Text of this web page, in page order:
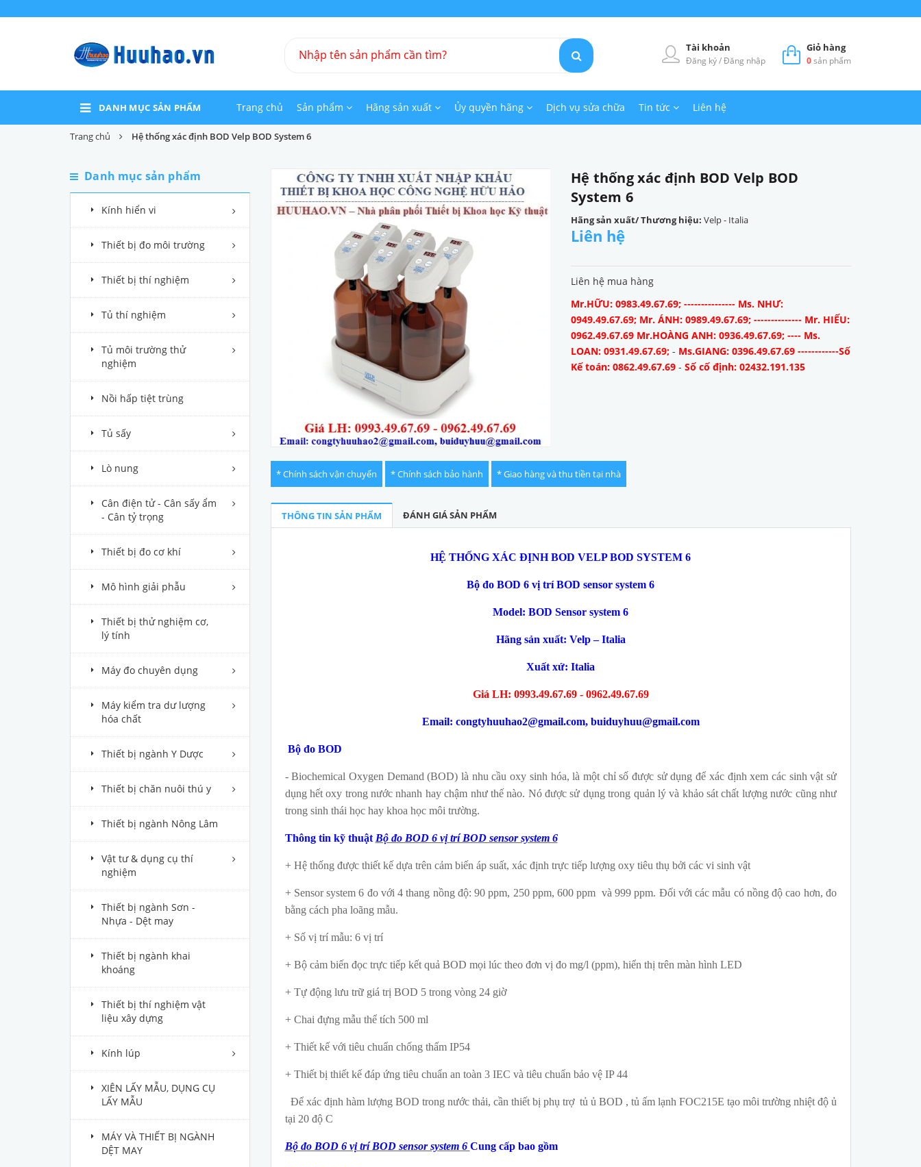
Giỏ hàng
0sản phẩm
Tài khoản
Đăng ký/Đăng nhập
DANH MỤC SẢN PHẨM Trang chủ Sản phẩm Hãng sản xuất Ủy quyền hãng Dịch vụ sửa chữa Tin tức Liên hệ
Trang chủ Hệ thống xác định BOD Velp BOD System 6
Danh mục sản phẩm
Kính hiển vi
Thiết bị đo môi trường
Thiết bị thí nghiệm
Tủ thí nghiệm
Tủ môi trường thử
nghiệm
Nồi hấp tiệt trùng
Tủ sấy
Lò nung
Cân điện tử - Cân sấy ẩm
- Cân tỷ trọng
Thiết bị đo cơ khí
Mô hình giải phẫu
Thiết bị thử nghiệm cơ,
lý tính
Máy đo chuyên dụng
Máy kiểm tra dư lượng
hóa chất
Thiết bị ngành Y Dược
Thiết bị chăn nuôi thú y
Thiết bị ngành Nông Lâm
Vật tư & dụng cụ thí
nghiệm
Thiết bị ngành Sơn -
Nhựa - Dệt may
Thiết bị ngành khai
khoáng
Thiết bị thí nghiệm vật
liệu xây dựng
Kính lúp
XIÊN LẤY MẪU, DỤNG CỤ
LẤY MẪU
MÁY VÀ THIẾT BỊ NGÀNH
DỆT MAY
Hệ thống xác định BOD Velp BOD
System 6
Hãng sản xuất/ Thương hiệu:Velp - Italia
Liên hệ
Liên hệ mua hàng
Mr.HỮU: 0983.49.67.69; --------------- Ms. NHƯ:
0949.49.67.69; Mr. ÁNH: 0989.49.67.69; -------------- Mr. HIẾU:
0962.49.67.69 Mr.HOÀNG ANH: 0936.49.67.69; ---- Ms.
LOAN: 0931.49.67.69; - Ms.GIANG: 0396.49.67.69 ------------Số
Kế toán: 0862.49.67.69 -Số cố định: 02432.191.135
* Chính sách vận chuyển * Chính sách bảo hành * Giao hàng và thu tiền tại nhà
THÔNG TIN SẢN PHẨM ĐÁNH GIÁ SẢN PHẨM
HỆ THỐNG XÁC ĐỊNH BOD VELP BOD SYSTEM 6
Bộ đo BOD 6 vị trí BOD sensor system 6
Model: BOD Sensor system 6
Hãng sản xuất: Velp – Italia
Xuất xứ: Italia
Giá LH: 0993.49.67.69 - 0962.49.67.69
Email: congtyhuuhao2@gmail.com, buiduyhuu@gmail.com
Bộ đo BOD
- Biochemical Oxygen Demand (BOD) là nhu cầu oxy sinh hóa, là một chỉ số được sử dụng để xác định xem các sinh vật sử
dụng hết oxy trong nước nhanh hay chậm như thế nào. Nó được sử dụng trong quản lý và khảo sát chất lượng nước cũng như
trong sinh thái học hay khoa học môi trường.
Thông tin kỹ thuật Bộ đo BOD 6 vị trí BOD sensor system 6
+ Hệ thống được thiết kế dựa trên cảm biến áp suất, xác định trực tiếp lượng oxy tiêu thụ bởi các vi sinh vật
+ Sensor system 6 đo với 4 thang nồng độ: 90 ppm, 250 ppm, 600 ppm và 999 ppm. Đối với các mẫu có nồng độ cao hơn, đo
bằng cách pha loãng mẫu.
+ Số vị trí mẫu: 6 vị trí
+ Bộ cảm biến đọc trực tiếp kết quả BOD mọi lúc theo đơn vị đo mg/l (ppm), hiển thị trên màn hình LED
+ Tự động lưu trữ giá trị BOD 5 trong vòng 24 giờ
+ Chai đựng mẫu thể tích 500 ml
+ Thiết kế với tiêu chuẩn chống thấm IP54
+ Thiết bị thiết kế đáp ứng tiêu chuẩn an toàn 3 IEC và tiêu chuẩn bảo vệ IP 44
Để xác định hàm lượng BOD trong nước thải, cần thiết bị phụ trợ tủ ủ BOD , tủ ấm lạnh FOC215E tạo môi trường nhiệt độ ủ
tại 20 độ C
Bộ đo BOD 6 vị trí BOD sensor system 6 Cung cấp bao gồm